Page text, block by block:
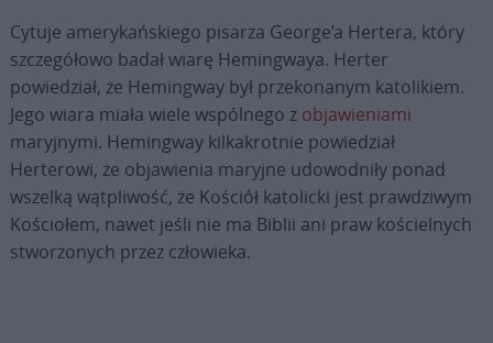
Cytuje amerykańskiego pisarza George’a Hertera, który
szczegółowo badał wiarę Hemingwaya. Herter
powiedział, że Hemingway był przekonanym katolikiem.
Jego wiara miała wiele wspólnego z objawieniami
maryjnymi. Hemingway kilkakrotnie powiedział
Herterowi, że objawienia maryjne udowodniły ponad
wszelką wątpliwość, że Kościół katolicki jest prawdziwym
Kościołem, nawet jeśli nie ma Biblii ani praw kościelnych
stworzonych przez człowieka.